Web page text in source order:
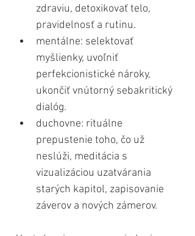
zdraviu, detoxikovať telo,
pravidelnosť a rutinu.
mentálne: selektovať
myšlienky, uvoľniť
perfekcionistické nároky,
ukončiť vnútorný sebakritický
dialóg.
duchovne: rituálne
prepustenie toho, čo už
neslúži, meditácia s
vizualizáciou uzatvárania
starých kapitol, zapisovanie
záverov a nových zámerov.